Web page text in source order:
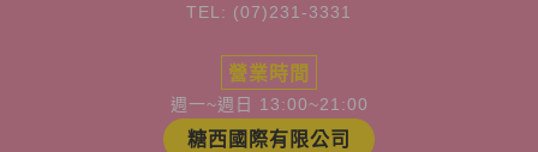
TEL: (07)231-3331
營業時間
週一~週日 13:00~21:00
糖西國際有限公司